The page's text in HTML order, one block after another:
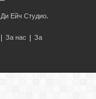
Ди Ейч Студио.
За нас За